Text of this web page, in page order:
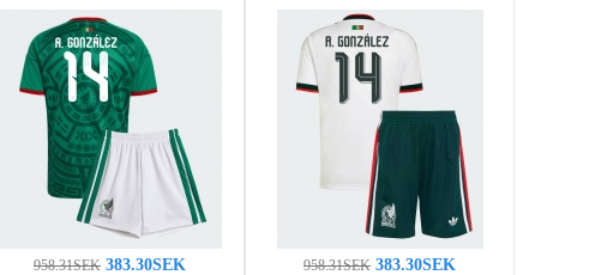
958.31SEK 383.30SEK 958.31SEK 383.30SEK